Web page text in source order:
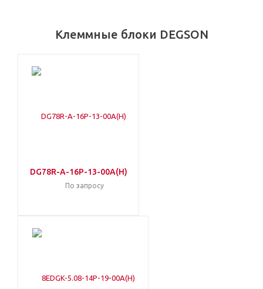
Клеммные блоки DEGSON
DG78R-A-16P-13-00A(H)
По запросу